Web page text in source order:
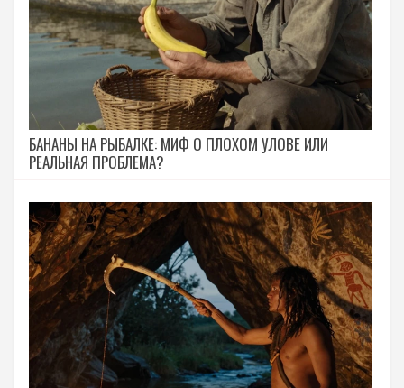
БАНАНЫ НА РЫБАЛКЕ: МИФ О ПЛОХОМ УЛОВЕ ИЛИ
РЕАЛЬНАЯ ПРОБЛЕМА?